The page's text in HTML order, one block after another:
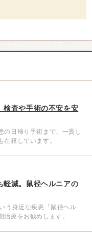
検査や手術の不安を安
の日帰り手術まで、一貫し
籍しています。
軽減。鼠径ヘルニアの
う身近な疾患「鼠径ヘル
療をお勧めします。